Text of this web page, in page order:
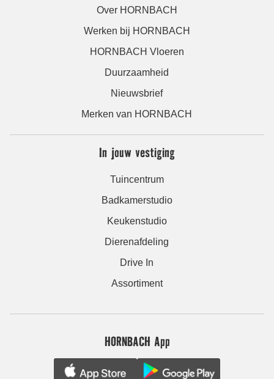
Over HORNBACH
Werken bij HORNBACH
HORNBACH Vloeren
Duurzaamheid
Nieuwsbrief
Merken van HORNBACH
In jouw vestiging
Tuincentrum
Badkamerstudio
Keukenstudio
Dierenafdeling
Drive In
Assortiment
HORNBACH App